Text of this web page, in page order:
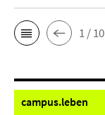
1 / 10
campus.leben